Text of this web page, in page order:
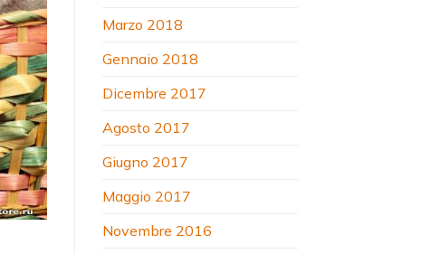
Marzo 2018
Gennaio 2018
Dicembre 2017
Agosto 2017
Giugno 2017
Maggio 2017
Novembre 2016